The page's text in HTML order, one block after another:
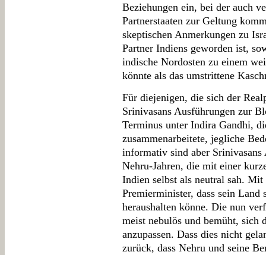
Beziehungen ein, bei der auch
Partnerstaaten zur Geltung
skeptischen Anmerkungen zu
Partner Indiens geworden ist,
indische Nordosten zu einem
könnte als das umstrittene
Für diejenigen, die sich der
Srinivasans Ausführungen zur
Terminus unter Indira Gandhi,
zusammenarbeitete, jegliche
informativ sind aber
Nehru-Jahren, die mit einer
Indien selbst als neutral sah.
Premierminister, dass sein
heraushalten könne. Die nun
meist nebulös und bemüht, sich
anzupassen. Dass dies nicht
zurück, dass Nehru und seine